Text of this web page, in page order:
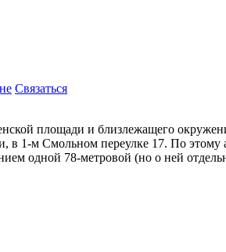
Связаться
площади и близлежащего
в 1-м Смольном переулке 17. По
одной 78-метровой (но о ней